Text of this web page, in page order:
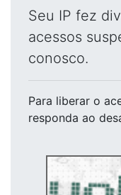
Seu IP fez
acessos
conosco.
Para liberar o
responda ao